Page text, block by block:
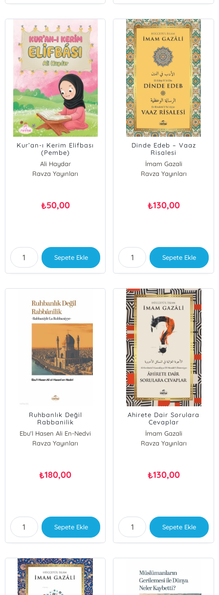
Kur’an-ı Kerim Elifbası
(Pembe)
Ali Haydar
Ravza Yayınları
₺50,00
Sepete Ekle
Dinde Edeb – Vaaz
Risalesi
İmam Gazali
Ravza Yayınları
₺130,00
Sepete Ekle
Ruhbanlık Değil
Rabbanilik
Ebu'l Hasen Ali En-Nedvi
Ravza Yayınları
₺180,00
Sepete Ekle
Ahirete Dair Sorulara
Cevaplar
İmam Gazali
Ravza Yayınları
₺130,00
Sepete Ekle